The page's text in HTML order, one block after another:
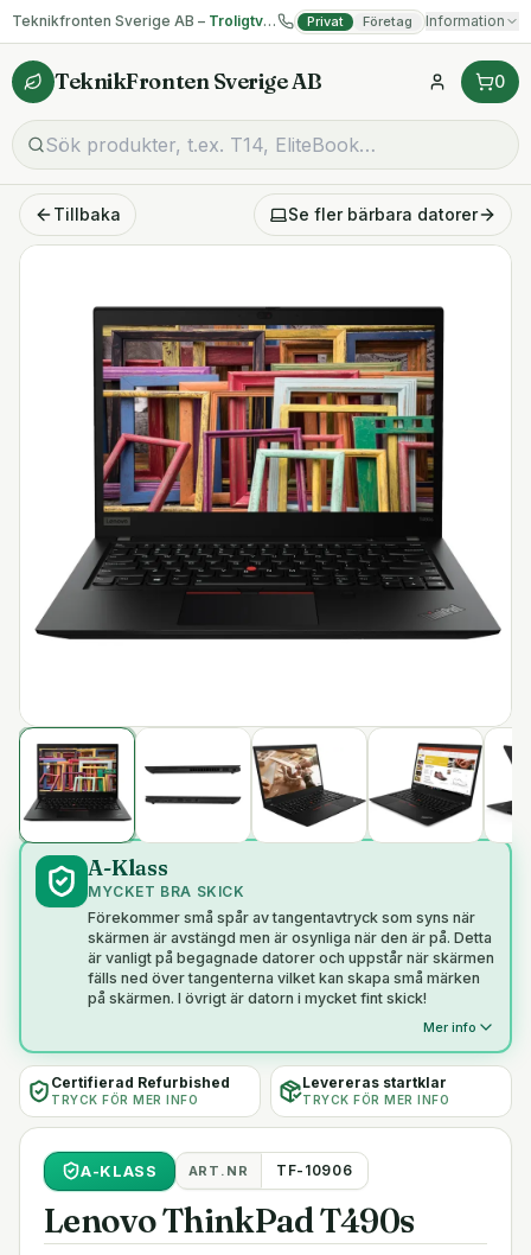
Teknikfronten Sverige AB – Troligtvis billigast på begagnad IT! Privat Företag Information
TeknikFronten Sverige AB 0
Tillbaka Se fler bärbara datorer
A-Klass
MYCKET BRA SKICK
Förekommer små spår av tangentavtryck som syns när
skärmen är avstängd men är osynliga när den är på. Detta
är vanligt på begagnade datorer och uppstår när skärmen
fälls ned över tangenterna vilket kan skapa små märken
på skärmen. I övrigt är datorn i mycket fint skick!
Mer info
Certifierad Refurbished
TRYCK FÖR MER INFO
Levereras startklar
TRYCK FÖR MER INFO
A-KLASS ART.NR TF-10906
Lenovo ThinkPad T490s